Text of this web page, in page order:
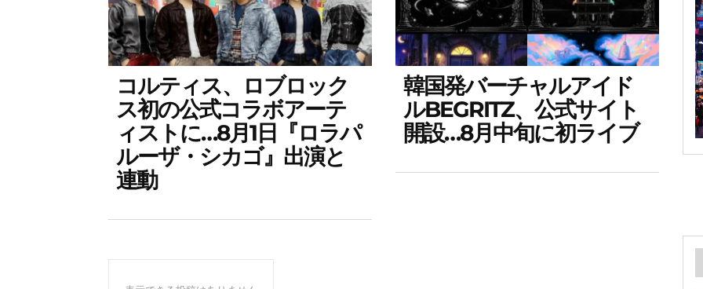
コルティス、ロブロック
ス初の公式コラボアーテ
ィストに…8月1日『ロラパ
ルーザ・シカゴ』出演と
連動
韓国発バーチャルアイド
ルBEGRITZ、公式サイト
開設…8月中旬に初ライブ